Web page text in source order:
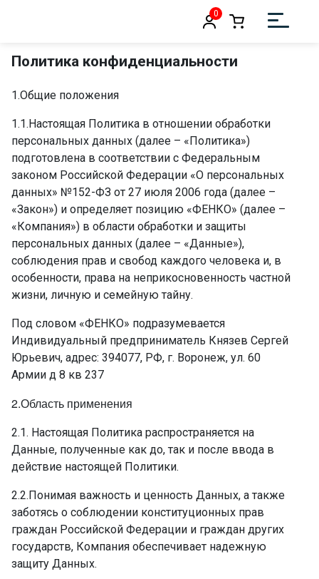
0
Политика конфиденциальности
1.Общие положения
1.1.Настоящая Политика в отношении обработки
персональных данных (далее – «Политика»)
подготовлена в соответствии с Федеральным
законом Российской Федерации «О персональных
данных» №152-ФЗ от 27 июля 2006 года (далее –
«Закон») и определяет позицию «ФЕНКО» (далее –
«Компания») в области обработки и защиты
персональных данных (далее – «Данные»),
соблюдения прав и свобод каждого человека и, в
особенности, права на неприкосновенность частной
жизни, личную и семейную тайну.
Под словом «ФЕНКО» подразумевается
Индивидуальный предприниматель Князев Сергей
Юрьевич, адрес: 394077, РФ, г. Воронеж, ул. 60
Армии д 8 кв 237
2.Область применения
2.1. Настоящая Политика распространяется на
Данные, полученные как до, так и после ввода в
действие настоящей Политики.
2.2.Понимая важность и ценность Данных, а также
заботясь о соблюдении конституционных прав
граждан Российской Федерации и граждан других
государств, Компания обеспечивает надежную
защиту Данных.